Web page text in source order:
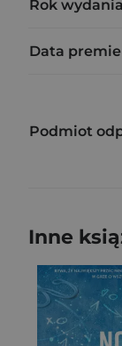
Rok
Data
Podmiot
Inne